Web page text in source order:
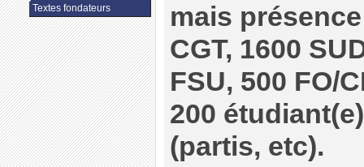
mais
CGT, 1600
FSU, 500 FO/
200
(partis, etc).
Textes fondateurs